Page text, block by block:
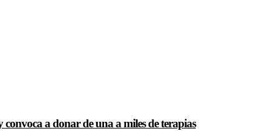
a donar de una a miles de terapias